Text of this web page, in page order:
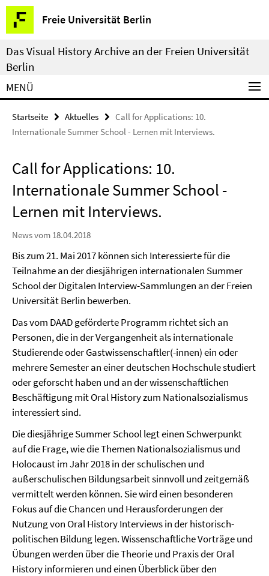
Springe
direkt
zu
Inhalt
Freie Universität Berlin
Service-
Navigation
Das Visual History Archive an der Freien Universität
Berlin
MENÜ
Startseite Aktuelles
Call for Applications: 10.
Internationale Summer School - Lernen mit Interviews.
Call for Applications: 10.
Internationale Summer School -
Lernen mit Interviews.
News vom 18.04.2018
Bis zum 21. Mai 2017 können sich Interessierte für die
Teilnahme an der diesjährigen internationalen Summer
School der Digitalen Interview-Sammlungen an der Freien
Universität Berlin bewerben.
Das vom DAAD geförderte Programm richtet sich an
Personen, die in der Vergangenheit als internationale
Studierende oder Gastwissenschaftler(-innen) ein oder
mehrere Semester an einer deutschen Hochschule studiert
oder geforscht haben und an der wissenschaftlichen
Beschäftigung mit Oral History zum Nationalsozialismus
interessiert sind.
Die diesjährige Summer School legt einen Schwerpunkt
auf die Frage, wie die Themen Nationalsozialismus und
Holocaust im Jahr 2018 in der schulischen und
außerschulischen Bildungsarbeit sinnvoll und zeitgemäß
vermittelt werden können. Sie wird einen besonderen
Fokus auf die Chancen und Herausforderungen der
Nutzung von Oral History Interviews in der historisch-
politischen Bildung legen. Wissenschaftliche Vorträge und
Übungen werden über die Theorie und Praxis der Oral
History informieren und einen Überblick über den